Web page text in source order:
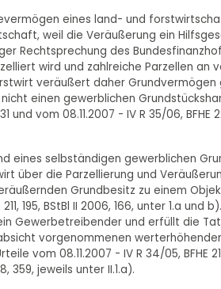
eines land- und
weil die Veräußerung ein
Rechtsprechung des
wird und zahlreiche Parzellen an
veräußert daher Grundvermögen
einen gewerblichen
und vom 08.11.2007 - IV R 35/06, BFHE
eines selbständigen gewerblichen
über die Parzellierung und
Grundbesitz zu einem
195, BStBl II 2006, 166, unter 1.a
Gewerbetreibender und erfüllt die
vorgenommenen
vom 08.11.2007 - IV R 34/05, BFHE
359, jeweils unter II.1.a).